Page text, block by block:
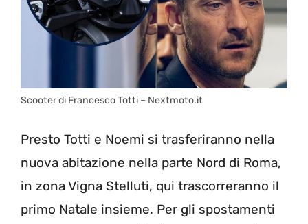
Scooter di Francesco Totti – Nextmoto.it
Presto Totti e Noemi si trasferiranno nella
nuova abitazione nella parte Nord di Roma,
in zona Vigna Stelluti, qui trascorreranno il
primo Natale insieme. Per gli spostamenti